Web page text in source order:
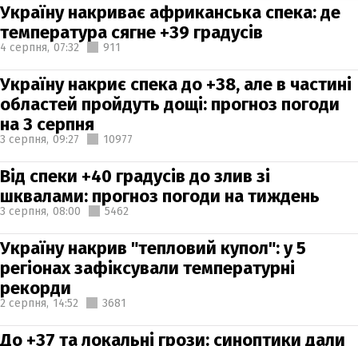
Україну накриває африканська спека: де
температура сягне +39 градусів
4 серпня, 07:32 911
Україну накриє спека до +38, але в частині
областей пройдуть дощі: прогноз погоди
на 3 серпня
3 серпня, 09:27 10977
Від спеки +40 градусів до злив зі
шквалами: прогноз погоди на тиждень
3 серпня, 08:00 5462
Україну накрив "тепловий купол": у 5
регіонах зафіксували температурні
рекорди
2 серпня, 14:52 3681
До +37 та локальні грози: синоптики дали